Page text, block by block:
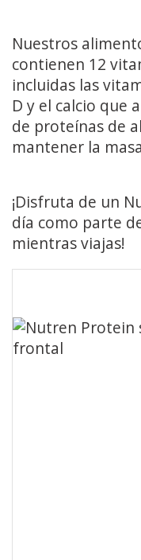
Nuestros
contienen 12
incluidas las
D y el calcio que
de proteínas de
mantener la
¡Disfruta de un
día como parte
mientras viajas!